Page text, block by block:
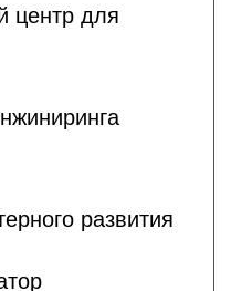
центр для
развития